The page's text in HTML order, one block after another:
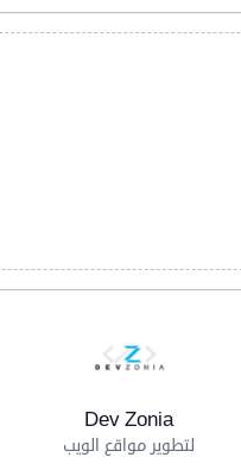
Dev Zonia
لتطوير مواقع الويب